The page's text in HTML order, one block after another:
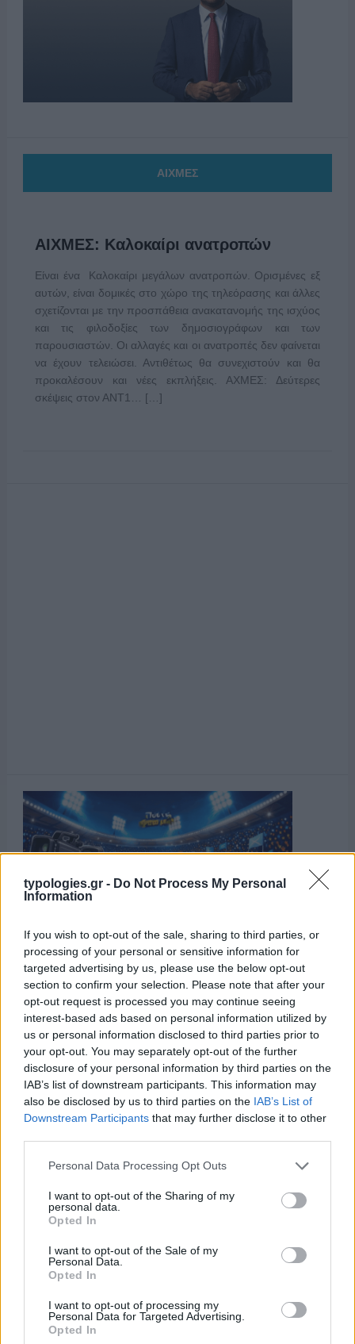
typologies.gr - Do Not Process My Personal
Information
If you wish to opt-out of the sale, sharing to third parties, or
processing of your personal or sensitive information for
targeted advertising by us, please use the below opt-out
section to confirm your selection. Please note that after your
opt-out request is processed you may continue seeing
interest-based ads based on personal information utilized by
us or personal information disclosed to third parties prior to
your opt-out. You may separately opt-out of the further
disclosure of your personal information by third parties on the
IAB’s list of downstream participants. This information may
also be disclosed by us to third parties on the IAB’s List of
Downstream Participants that may further disclose it to other
Please note that this website/app uses one or more Google
not limited to your visit or usage behaviour. You may click to
grant or deny consent to Google and its third-party tags to
use your data for below specified purposes in below Google
consent section.
Personal Data Processing Opt Outs
I want to opt-out of the Sharing of my
personal data.
Opted In
I want to opt-out of the Sale of my
Personal Data.
Opted In
I want to opt-out of processing my
Personal Data for Targeted Advertising.
Opted In
ΑΙΧΜΕΣ
ΑΙΧΜΕΣ: Καλοκαίρι ανατροπών
Είναι ένα Καλοκαίρι μεγάλων ανατροπών. Ορισμένες εξ
αυτών, είναι δομικές στο χώρο της τηλεόρασης και άλλες
σχετίζονται με την προσπάθεια ανακατανομής της ισχύος
και τις φιλοδοξίες των δημοσιογράφων και των
παρουσιαστών. Οι αλλαγές και οι ανατροπές δεν φαίνεται
να έχουν τελειώσει. Αντιθέτως θα συνεχιστούν και θα
προκαλέσουν και νέες εκπλήξεις. ΑΧΜΕΣ: Δεύτερες
σκέψεις στον ΑΝΤ1… […]